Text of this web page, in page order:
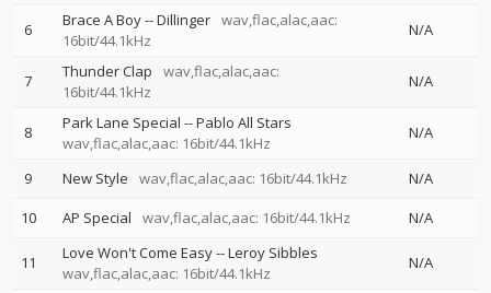
6 Brace A Boy--Dillinger wav,flac,alac,aac:
16bit/44.1kHz
N/A
7 Thunder Clap
wav,flac,alac,aac:
16bit/44.1kHz
N/A
8 Park Lane Special --Pablo All Stars
wav,flac,alac,aac: 16bit/44.1kHz
N/A
9 New Style wav,flac,alac,aac: 16bit/44.1kHz
N/A
10
AP Special wav,flac,alac,aac: 16bit/44.1kHz N/A
11 Love Won't Come Easy--Leroy Sibbles
wav,flac,alac,aac: 16bit/44.1kHz
N/A